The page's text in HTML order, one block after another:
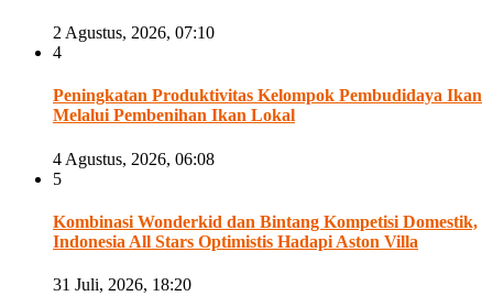
2 Agustus, 2026, 07:10
4
Peningkatan Produktivitas Kelompok Pembudidaya Ikan
Melalui Pembenihan Ikan Lokal
4 Agustus, 2026, 06:08
5
Kombinasi Wonderkid dan Bintang Kompetisi Domestik,
Indonesia All Stars Optimistis Hadapi Aston Villa
31 Juli, 2026, 18:20